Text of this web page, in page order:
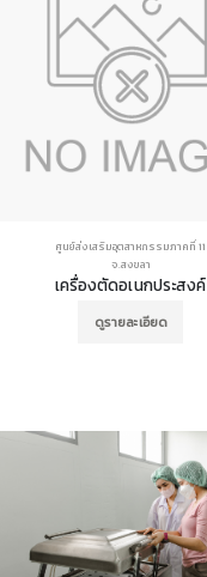
ศูนย์ส่งเสริมอุตสาหกรรมภาคที่ 11
จ.สงขลา
เครื่องตัดอเนกประสงค์
ดูรายละเอียด